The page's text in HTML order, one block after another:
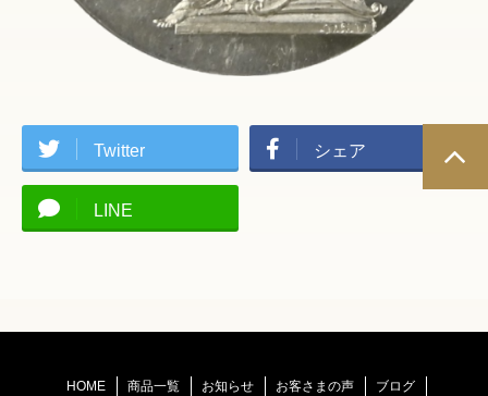
Twitter シェア
LINE
HOME 商品一覧 お知らせ お客さまの声
ブログ